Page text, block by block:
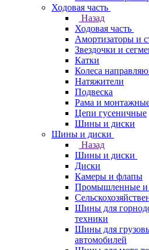
Ходовая часть
Назад
Ходовая часть
Амортизаторы и
Звездочки и
Катки
Колеса
Натяжители
Подвеска
Рама и
Цепи гусеничные
Шины и диски
Шины и диски
Назад
Шины и диски
Диски
Камеры и флапы
Промышленные и
Шины для
техники
Шины для
автомобилей